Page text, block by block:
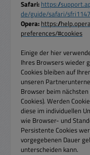
Safari: https://
de/guide/safari/
Opera: https://
preferences/#cookies
Einige der hier
Ihres Browsers wieder
Cookies bleiben auf
unseren
Browser beim
Cookies). Werden
diese im individuellen
wie Browser- und
Persistente Cookies
vorgegebenen Dauer
unterscheiden kann.